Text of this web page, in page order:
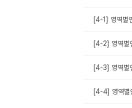
[4-1] 영역별
[4-2] 영역별
[4-3] 영역별
[4-4] 영역별